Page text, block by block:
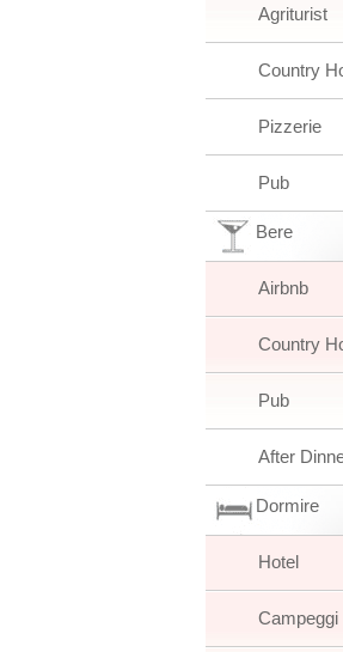
Agriturist
Country
Pizzerie
Pub
Bere
Airbnb
Country
Pub
After
Dormire
Hotel
Campeggi